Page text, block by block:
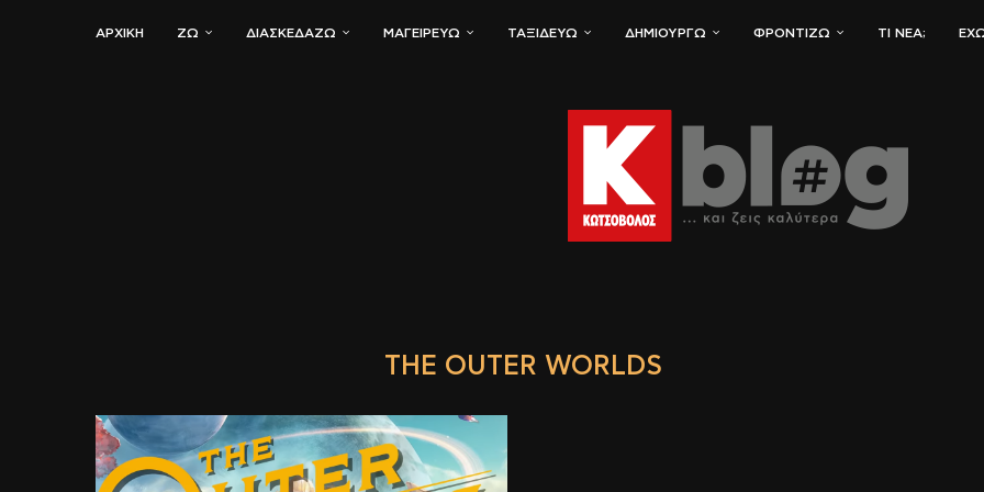
ΑΡΧΙΚΗ ΖΏ ΔΙΑΣΚΕΔΆΖΩ ΜΑΓΕΙΡΕΎΩ ΤΑΞΙΔΕΎΩ ΔΗΜΙΟΥΡΓΏ ΦΡΟΝΤΊΖΩ ΤΙ ΝΈΑ;
THE OUTER WORLDS